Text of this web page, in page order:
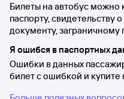
Билеты на автобус можно
паспорту,
документу, заграничному
Я ошибся в паспортных
Ошибки в данных
билет с ошибкой и купите